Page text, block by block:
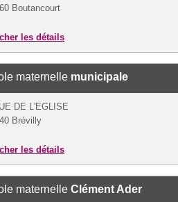
Boutancourt
les détails
maternelle municipale
DE L'EGLISE
Brévilly
les détails
maternelle Clément Ader